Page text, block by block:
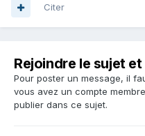
Citer
Rejoindre le sujet
Pour poster un message, il
vous avez un compte
publier dans ce sujet.